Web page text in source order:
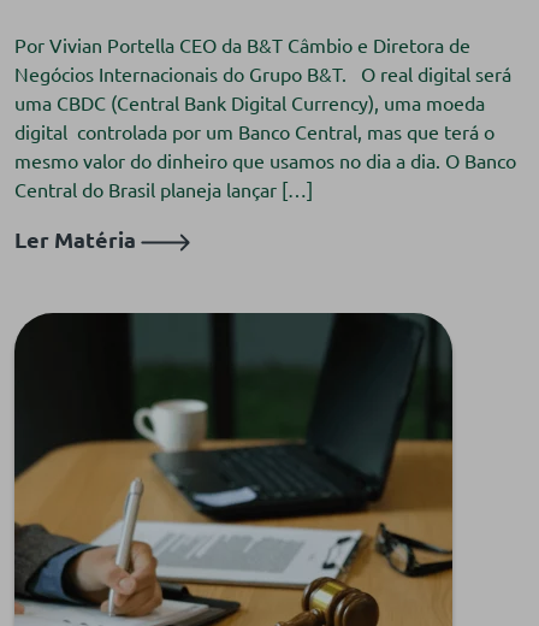
Por Vivian Portella CEO da B&T Câmbio e Diretora de
Negócios Internacionais do Grupo B&T. O real digital será
uma CBDC (Central Bank Digital Currency), uma moeda
digital controlada por um Banco Central, mas que terá o
mesmo valor do dinheiro que usamos no dia a dia. O Banco
Central do Brasil planeja lançar […]
Ler Matéria